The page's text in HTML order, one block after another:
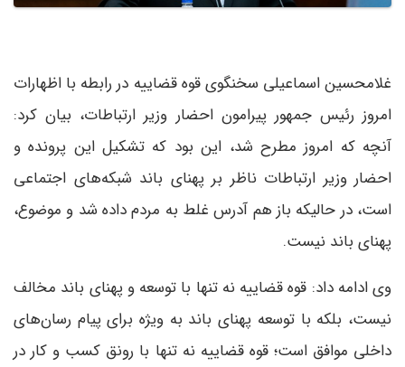
غلامحسین اسماعیلی سخنگوی قوه قضاییه در رابطه با اظهارات
امروز رئیس جمهور پیرامون احضار وزیر ارتباطات، بیان کرد:
آنچه که امروز مطرح شد، این بود که تشکیل این پرونده و
احضار وزیر ارتباطات ناظر بر پهنای باند شبکه‌های اجتماعی
است، در حالیکه باز هم آدرس غلط به مردم داده شد و موضوع،
پهنای باند نیست.
وی ادامه داد: قوه قضاییه نه تنها با توسعه و پهنای باند مخالف
نیست، بلکه با توسعه پهنای باند به ویژه برای پیام رسان‌های
داخلی موافق است؛ قوه قضاییه نه تنها با رونق کسب و کار در